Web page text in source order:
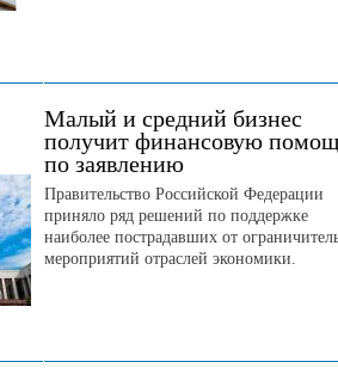
Малый и средний бизнес
получит финансовую
по заявлению
Правительство Российской Федерации
приняло ряд решений по поддержке
наиболее пострадавших от
мероприятий отраслей экономики.